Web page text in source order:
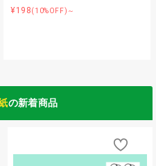
¥198(10%OFF)～
の新着商品